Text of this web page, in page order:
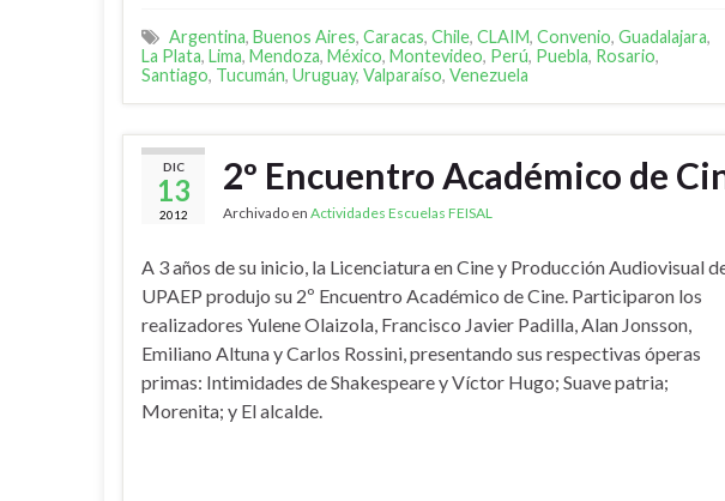
Argentina, Buenos Aires, Caracas, Chile, CLAIM, Convenio, Guadalajara,
La Plata, Lima, Mendoza, México, Montevideo, Perú, Puebla, Rosario,
Santiago, Tucumán, Uruguay, Valparaíso, Venezuela
DIC
13
2012
2º Encuentro Académico de
Archivado en Actividades Escuelas FEISAL
A 3 años de su inicio, la Licenciatura en Cine y Producción Audiovisual
UPAEP produjo su 2º Encuentro Académico de Cine. Participaron los
realizadores Yulene Olaizola, Francisco Javier Padilla, Alan Jonsson,
Emiliano Altuna y Carlos Rossini, presentando sus respectivas óperas
primas: Intimidades de Shakespeare y Víctor Hugo; Suave patria;
Morenita; y El alcalde.